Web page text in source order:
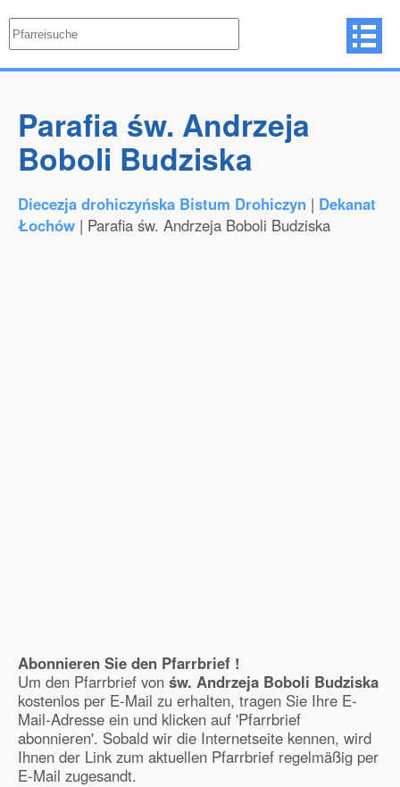
Parafia św. Andrzeja
Boboli Budziska
Diecezja drohiczyńska Bistum Drohiczyn | Dekanat
Łochów | Parafia św. Andrzeja Boboli Budziska
Abonnieren Sie den Pfarrbrief !
Um den Pfarrbrief von św. Andrzeja Boboli Budziska
kostenlos per E-Mail zu erhalten, tragen Sie Ihre E-
Mail-Adresse ein und klicken auf 'Pfarrbrief
abonnieren'. Sobald wir die Internetseite kennen, wird
Ihnen der Link zum aktuellen Pfarrbrief regelmäßig per
E-Mail zugesandt.